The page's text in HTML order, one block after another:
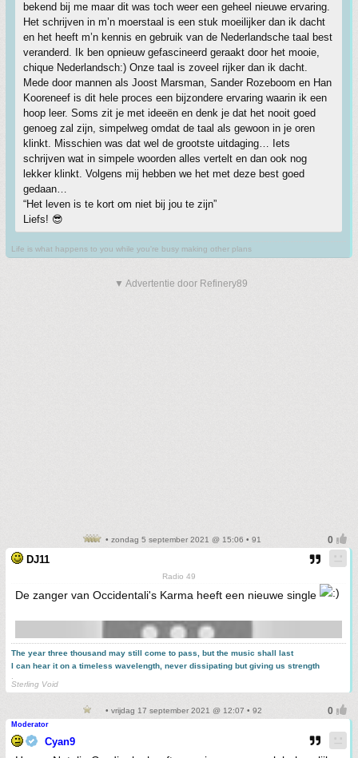
bekend bij me maar dit was toch weer een geheel nieuwe ervaring.
Het schrijven in m’n moerstaal is een stuk moeilijker dan ik dacht
en het heeft m’n kennis en gebruik van de Nederlandsche taal best
veranderd. Ik ben opnieuw gefascineerd geraakt door het mooie,
chique Nederlandsch:) Onze taal is zoveel rijker dan ik dacht.
Mede door mannen als Joost Marsman, Sander Rozeboom en Han
Kooreneef is dit hele proces een bijzondere ervaring waarin ik een
hoop leer. Soms zit je met ideeën en denk je dat het nooit goed
genoeg zal zijn, simpelweg omdat de taal als gewoon in je oren
klinkt. Misschien was dat wel de grootste uitdaging… Iets
schrijven wat in simpele woorden alles vertelt en dan ook nog
lekker klinkt. Volgens mij hebben we het met deze best goed
gedaan…
“Het leven is te kort om niet bij jou te zijn”
Liefs! 😎
Life is what happens to you while you're busy making other plans
▼ Advertentie door Refinery89
• zondag 5 september 2021 @ 15:06 • 91
DJ11
Radio 49
De zanger van Occidentali's Karma heeft een nieuwe single
The year three thousand may still come to pass, but the music shall last
I can hear it on a timeless wavelength, never dissipating but giving us strength
Sterling Void
• vrijdag 17 september 2021 @ 12:07 • 92
Moderator
Cyan9